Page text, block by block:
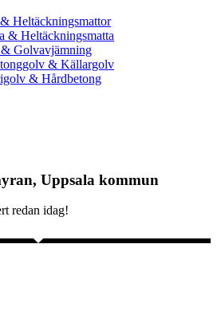
Heltäckningsmattor
& Heltäckningsmatta
Golvavjämning
& Källargolv
& Hårdbetong
Uppsala kommun
redan idag!